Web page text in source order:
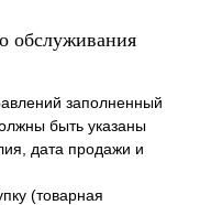
обслуживания
заполненный
быть указаны
дата продажи и
(товарная